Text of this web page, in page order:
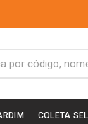
COLETA